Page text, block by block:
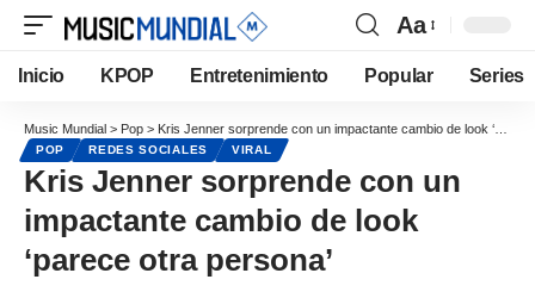
Aa
Inicio KPOP Entretenimiento Popular Series
Music Mundial > Pop > Kris Jenner sorprende con un impactante cambio de look ‘parece otra persona’
POP REDES SOCIALES VIRAL
Kris Jenner sorprende con un
impactante cambio de look
‘parece otra persona’